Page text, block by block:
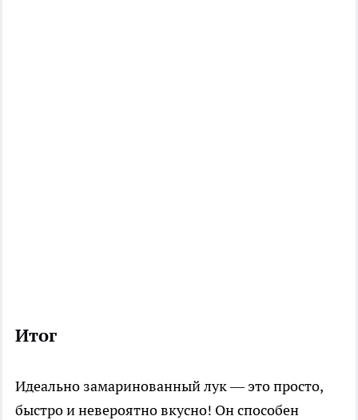
Итог
Идеально замаринованный лук — это просто,
быстро и невероятно вкусно! Он способен